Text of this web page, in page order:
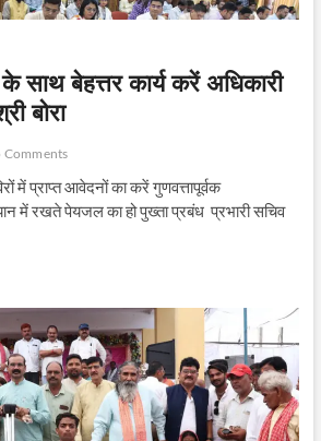
साथ बेहत्तर कार्य करें अधिकारी
बोरा
में प्राप्त आवेदनों का करें गुणवत्तापूर्वक
में रखते पेयजल का हो पुख्ता प्रबंध प्रभारी सचिव